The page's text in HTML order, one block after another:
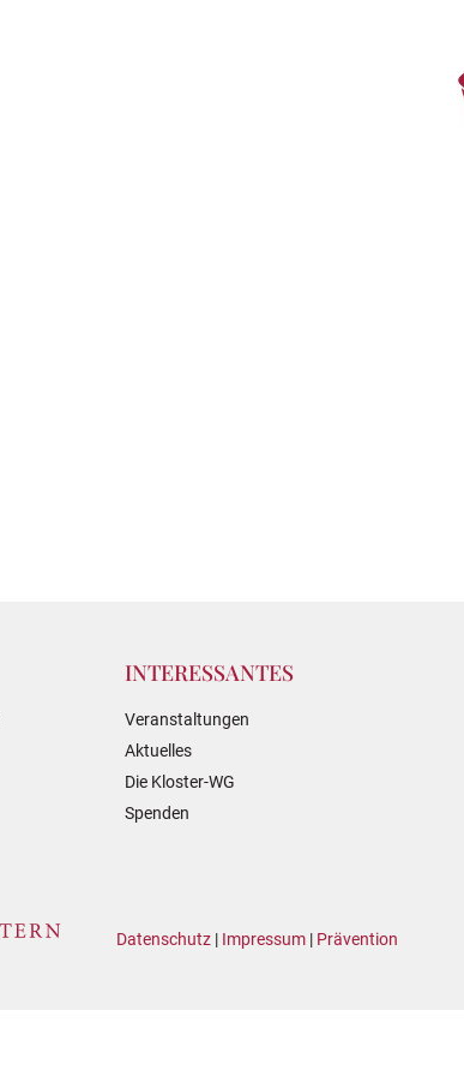
INTERESSANTES
Veranstaltungen
Aktuelles
Die Kloster-WG
Spenden
Datenschutz| Impressum| Prävention